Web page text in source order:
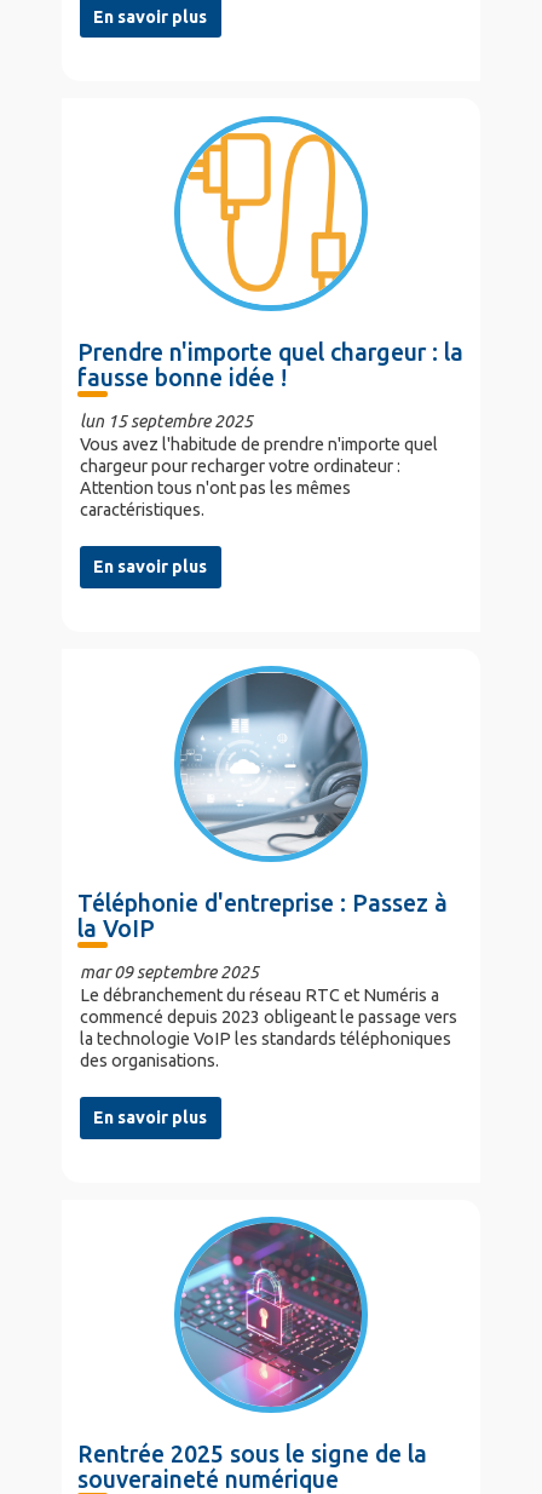
En savoir plus
Prendre n'importe quel chargeur : la
fausse bonne idée !
lun 15 septembre 2025
Vous avez l'habitude de prendre n'importe quel
chargeur pour recharger votre ordinateur :
Attention tous n'ont pas les mêmes
caractéristiques.
En savoir plus
Téléphonie d'entreprise : Passez à
la VoIP
mar 09 septembre 2025
Le débranchement du réseau RTC et Numéris a
commencé depuis 2023 obligeant le passage vers
la technologie VoIP les standards téléphoniques
des organisations.
En savoir plus
Rentrée 2025 sous le signe de la
souveraineté numérique